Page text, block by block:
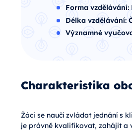
Forma vzdělávání:
Délka vzdělávání:
Významné
Charakteristika
Žáci se naučí zvládat jednání s
je právně kvalifikovat, zahájit a